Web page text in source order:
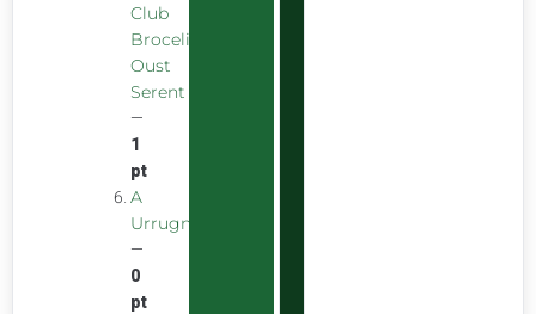
Club
Broceliande
Oust
Serent
—
1
pt
A
Urrugnarrak
—
0
pt